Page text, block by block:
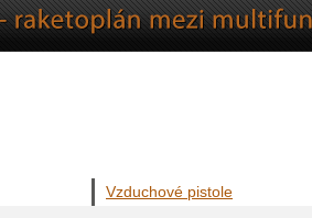
Vzduchové pistole